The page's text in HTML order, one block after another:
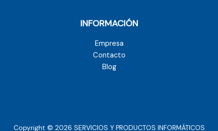
INFORMACIÓN
Empresa
Contacto
Blog
Copyright © 2026 SERVICIOS Y PRODUCTOS INFORMÁTICOS